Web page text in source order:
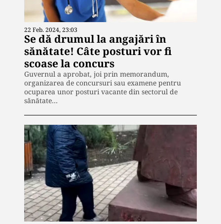
22 Feb. 2024, 23:03
Se dă drumul la angajări în
sănătate! Câte posturi vor fi
scoase la concurs
Guvernul a aprobat, joi prin memorandum,
organizarea de concursuri sau examene pentru
ocuparea unor posturi vacante din sectorul de
sănătate…